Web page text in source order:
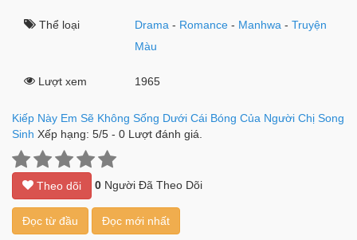
Thể loại Drama - Romance - Manhwa -Truyện
Màu
Lượt xem 1965
Kiếp Này Em Sẽ Không Sống Dưới Cái Bóng Của Người Chị Song
Sinh Xếp hạng: 5/5 - 0 Lượt đánh giá.
Theo dõi 0 Người Đã Theo Dõi
Đọc từ đầu Đọc mới nhất